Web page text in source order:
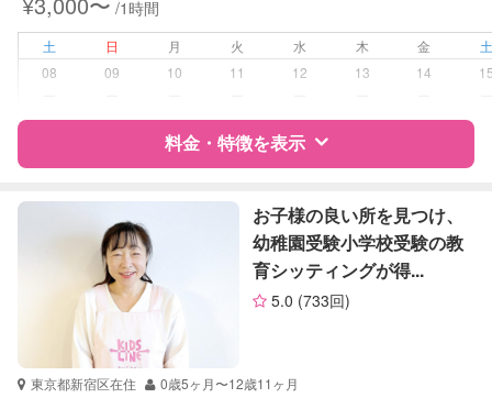
大学受験
高校生
/1時間
土 日 月 火 水 木 金
08
09 10 11 12 13 14
料金・特徴を表示
特徴 料金 レビュー
サポートの特徴
受験対策
小学校受験
お子様の良い所を見つけ、
幼稚園受験小学校受験の教
育シッティングが得...
5.0 (733回)
東京都新宿区在住 0歳5ヶ月〜12歳11ヶ月